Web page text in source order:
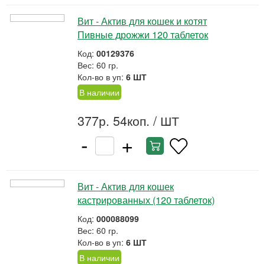
Вит - Актив для кошек и котят
Пивные дрожжи 120 таблеток
Код: 00129376
Вес: 60 гр.
Кол-во в уп: 6 ШТ
В наличии
377р. 54коп. / ШТ
- +
Вит - Актив для кошек
кастрированных (120 таблеток)
Код: 000088099
Вес: 60 гр.
Кол-во в уп: 6 ШТ
В наличии